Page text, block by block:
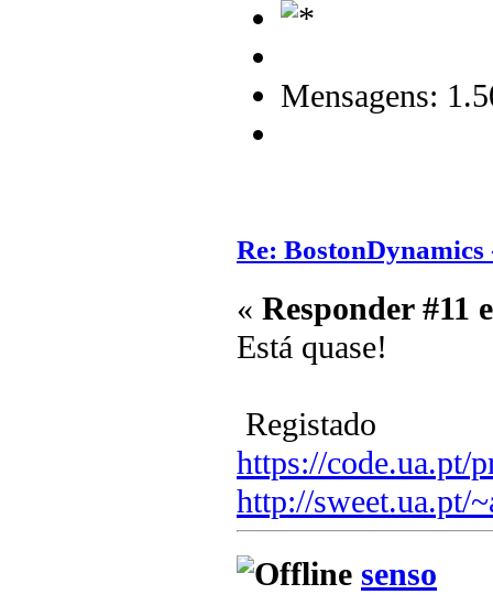
Mensagens:
Re:
« Responder #11
Está quase!
Registado
https://code.ua.pt/
http://sweet.ua.pt/
senso